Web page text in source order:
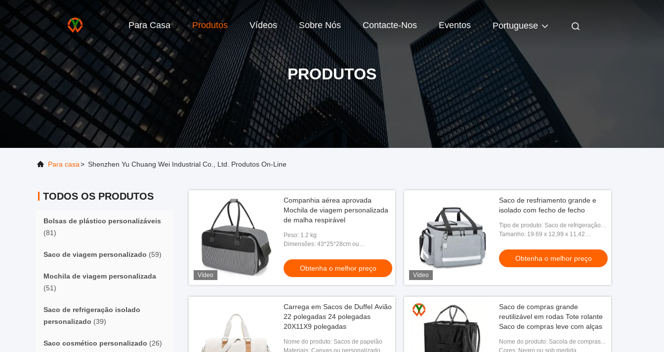
Para Casa Produtos Vídeos Sobre Nós Contacte-Nos Eventos Portuguese
PRODUTOS
Para casa> Shenzhen Yu Chuang Wei Industrial Co., Ltd. Produtos On-Line
TODOS OS PRODUTOS
Bolsas de plástico personalizáveis
(81)
Saco de viagem personalizado (59)
Mochila de viagem personalizada
(51)
Saco de refrigeração isolado
personalizado (39)
Saco cosmético personalizado (26)
Vídeo
Companhia aérea aprovada
Mochila de viagem personalizada
de malha respirável
Peso: 1.2 kg
Dimensões: 43*25*28cm ou
Obtenha o melhor preço
Vídeo
Saco de resfriamento grande e
isolado com fecho de fecho
Tipo de produto: Saco de refrigeração
isolado à prova de vazamento 60 lata
Tamanho: 19.69 x 12,99 x 11,42
Obtenha o melhor preço
Carrega em Sacos de Duffel Avião
22 polegadas 24 polegadas
20X11X9 polegadas
Nome do produto: Sacos de papelão
Materiais: Canvas ou personalizado
Saco de compras grande
reutilizável em rodas Tote rolante
Saco de compras leve com alças
Nome do produto: Sacola de compras
com rodas
Cores: Negro ou sob medida